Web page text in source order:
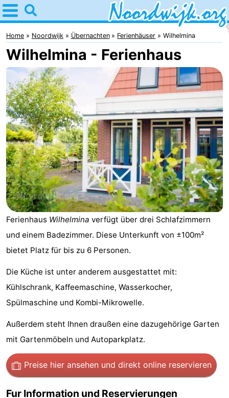
Home
Noordwijk
Tipps
Für
Kindern
Übernachten
Appartements
Campingplätze
Ferienhäuser
-
De
-
Dunimar
Noordwijkse
-
du
Soleil
Zimmer
(mit
Frühstück)
Lastminutes
Strand
Home Noordwijk Übernachten Ferienhäuser Wilhelmina
Wilhelmina - Ferienhaus
Ferienhaus Wilhelmina verfügt über drei Schlafzimmern
und einem Badezimmer. Diese Unterkunft von ±100m²
bietet Platz für bis zu 6 Personen.
Die Küche ist unter anderem ausgestattet mit:
Kühlschrank, Kaffeemaschine, Wasserkocher,
Spülmaschine und Kombi-Mikrowelle.
Außerdem steht Ihnen draußen eine dazugehörige Garten
mit Gartenmöbeln und Autoparkplatz.
Preise hier ansehen und direkt online reservieren
Fur Information und Reservierungen